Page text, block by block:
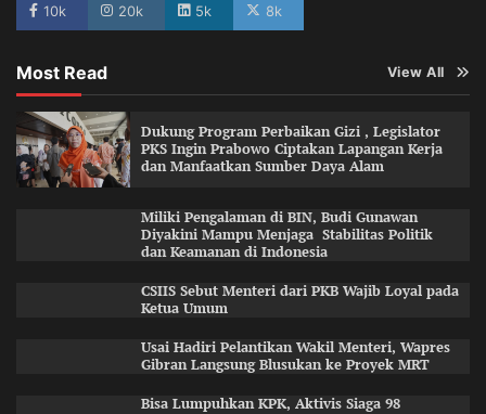
10k 20k 5k 8k
Most Read View All
Dukung Program Perbaikan Gizi , Legislator
PKS Ingin Prabowo Ciptakan Lapangan Kerja
dan Manfaatkan Sumber Daya Alam
Miliki Pengalaman di BIN, Budi Gunawan
Diyakini Mampu Menjaga Stabilitas Politik
dan Keamanan di Indonesia
CSIIS Sebut Menteri dari PKB Wajib Loyal pada
Ketua Umum
Usai Hadiri Pelantikan Wakil Menteri, Wapres
Gibran Langsung Blusukan ke Proyek MRT
Bisa Lumpuhkan KPK, Aktivis Siaga 98